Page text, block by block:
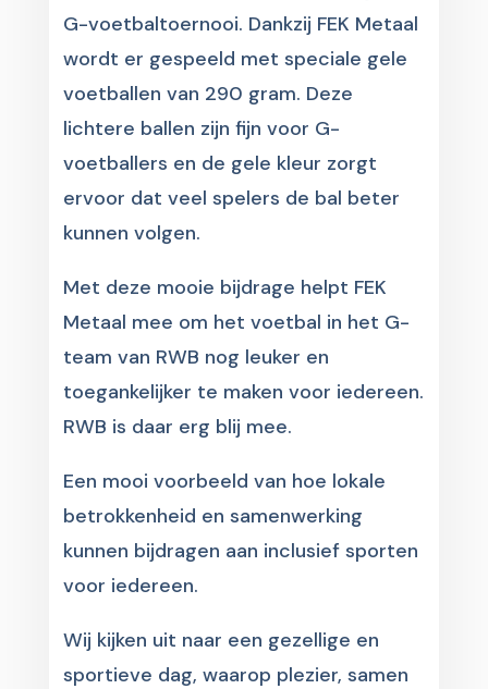
G-voetbaltoernooi. Dankzij FEK Metaal
wordt er gespeeld met speciale gele
voetballen van 290 gram. Deze
lichtere ballen zijn fijn voor G-
voetballers en de gele kleur zorgt
ervoor dat veel spelers de bal beter
kunnen volgen.
Met deze mooie bijdrage helpt FEK
Metaal mee om het voetbal in het G-
team van RWB nog leuker en
toegankelijker te maken voor iedereen.
RWB is daar erg blij mee.
Een mooi voorbeeld van hoe lokale
betrokkenheid en samenwerking
kunnen bijdragen aan inclusief sporten
voor iedereen.
Wij kijken uit naar een gezellige en
sportieve dag, waarop plezier, samen